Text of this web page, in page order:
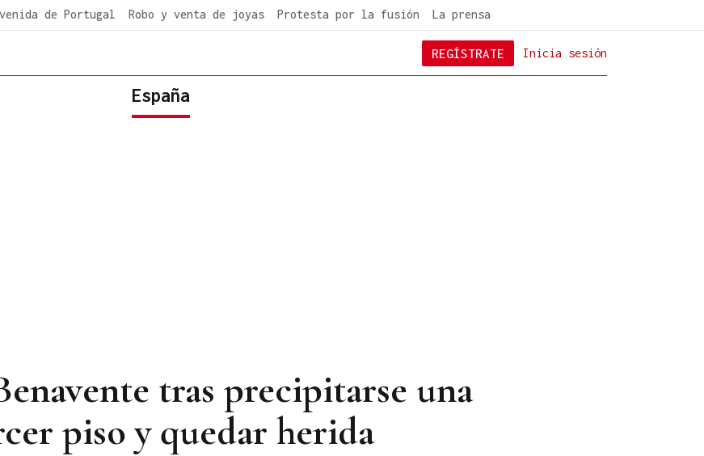
de Portugal Robo y venta de joyas Protesta por la fusión La prensa
Inicia sesión
REGÍSTRATE
España
tras precipitarse una
piso y quedar herida